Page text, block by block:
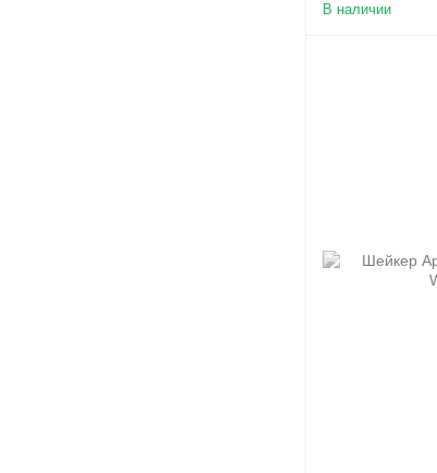
В наличии